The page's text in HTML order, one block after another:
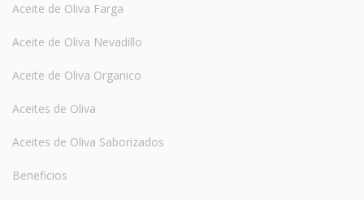
Aceite de Oliva Farga
Aceite de Oliva Nevadillo
Aceite de Oliva Organico
Aceites de Oliva
Aceites de Oliva Saborizados
Beneficios